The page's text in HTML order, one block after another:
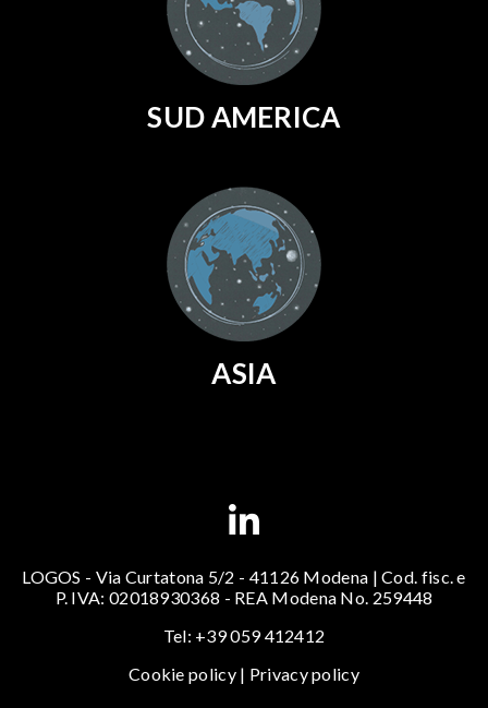
SUD AMERICA
ASIA
LOGOS - Via Curtatona 5/2 - 41126 Modena | Cod. fisc. e
P. IVA: 02018930368 - REA Modena No. 259448
Tel: +39 059 412412
Cookie policy| Privacy policy